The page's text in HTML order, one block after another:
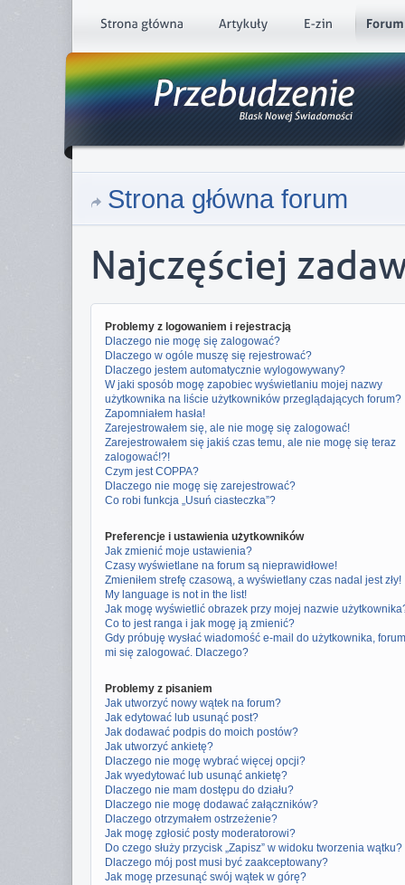
Strona główna forum
Najczęściej
Problemy z logowaniem i rejestracją
Dlaczego nie mogę się zalogować?
Dlaczego w ogóle muszę się rejestrować?
Dlaczego jestem automatycznie wylogowywany?
W jaki sposób mogę zapobiec wyświetlaniu mojej nazwy
użytkownika na liście użytkowników przeglądających forum?
Zapomniałem hasła!
Zarejestrowałem się, ale nie mogę się zalogować!
Zarejestrowałem się jakiś czas temu, ale nie mogę się teraz
zalogować!?!
Czym jest COPPA?
Dlaczego nie mogę się zarejestrować?
Co robi funkcja „Usuń ciasteczka”?
Preferencje i ustawienia użytkowników
Jak zmienić moje ustawienia?
Czasy wyświetlane na forum są nieprawidłowe!
Zmieniłem strefę czasową, a wyświetlany czas nadal jest zły!
My language is not in the list!
Jak mogę wyświetlić obrazek przy mojej nazwie
Co to jest ranga i jak mogę ją zmienić?
Gdy próbuję wysłać wiadomość e-mail do użytkownika,
mi się zalogować. Dlaczego?
Problemy z pisaniem
Jak utworzyć nowy wątek na forum?
Jak edytować lub usunąć post?
Jak dodawać podpis do moich postów?
Jak utworzyć ankietę?
Dlaczego nie mogę wybrać więcej opcji?
Jak wyedytować lub usunąć ankietę?
Dlaczego nie mam dostępu do działu?
Dlaczego nie mogę dodawać załączników?
Dlaczego otrzymałem ostrzeżenie?
Jak mogę zgłosić posty moderatorowi?
Do czego służy przycisk „Zapisz” w widoku tworzenia wątku?
Dlaczego mój post musi być zaakceptowany?
Jak mogę przesunąć swój wątek w górę?